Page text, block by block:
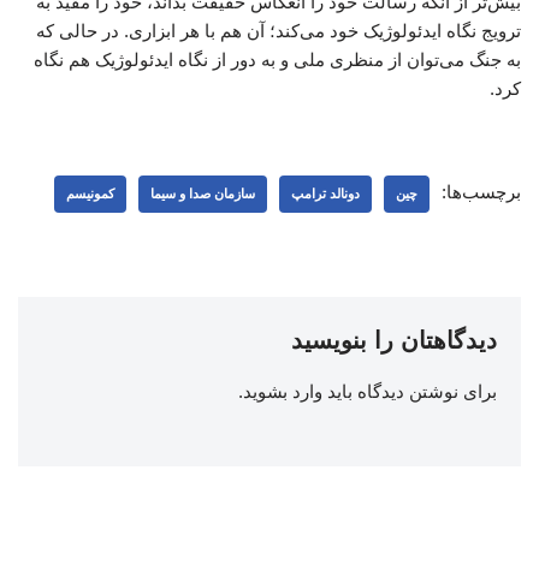
ترویج نگاه ایدئولوژیک خود می‌کند؛ آن‌ هم با هر ابزاری. در حالی که
به جنگ می‌توان از منظری ملی و به دور از نگاه ایدئولوژیک هم نگاه
کرد.
برچسب‌ها: چین دونالد ترامپ سازمان صدا و سیما کمونیسم
دیدگاهتان را بنویسید
برای نوشتن دیدگاه باید وارد بشوید.